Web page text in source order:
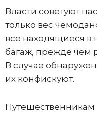
Власти советуют
только вес
все находящиеся в
багаж, прежде чем
В случае
их конфискуют.
Путешественникам